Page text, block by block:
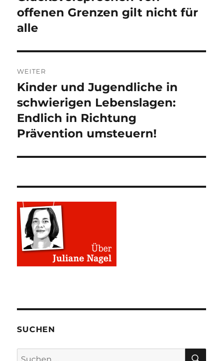
offenen Grenzen gilt nicht für
alle
WEITER
Nächster
Beitrag:
Kinder und Jugendliche in
schwierigen Lebenslagen:
Endlich in Richtung
Prävention umsteuern!
SUCHEN
Suchen